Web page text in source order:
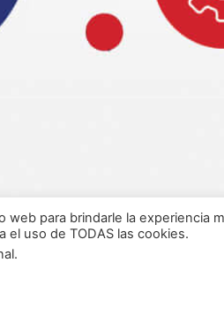
web para brindarle la experiencia
el uso de TODAS las cookies.
.